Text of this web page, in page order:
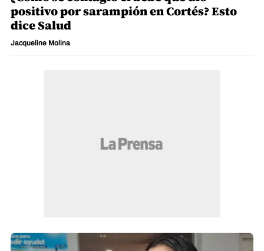
positivo por sarampión en Cortés? Esto
dice Salud
Jacqueline Molina